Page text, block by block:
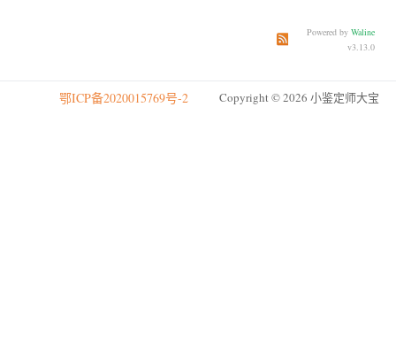
订阅本文评论 订阅本站
Powered by Waline
v3.13.0
鄂ICP备2020015769号-2 Copyright © 2026 小鉴定师大宝